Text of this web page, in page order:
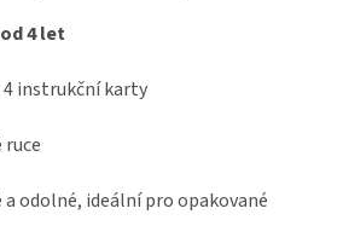
od 4 let
4 instrukční karty
a odolné, ideální pro opakované